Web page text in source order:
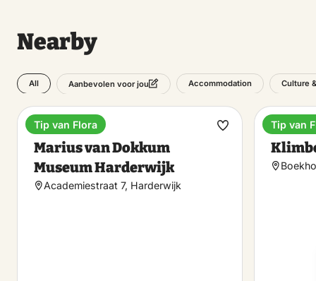
Nearby
All Aanbevolen voor jou Accommodation Culture
Museum
Marius van Dokkum
Museum Harderwijk
Academiestraat 7, Harderwijk
Tip van Flora
Make
Tip van